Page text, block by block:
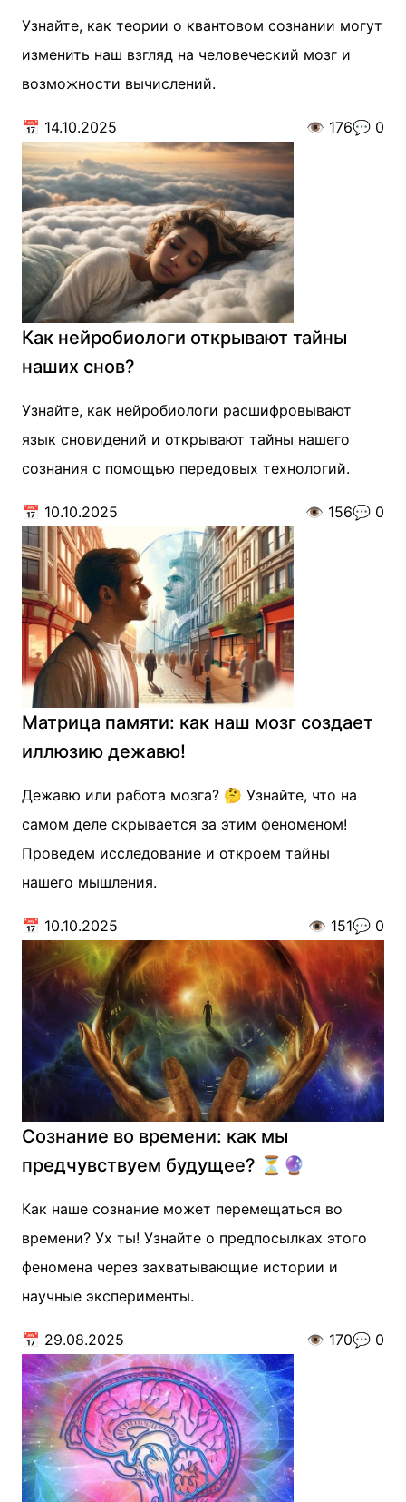
Узнайте, как теории о квантовом сознании могут
изменить наш взгляд на человеческий мозг и
возможности вычислений.
📅 14.10.2025 👁️ 176💬 0
Как нейробиологи открывают тайны
наших снов?
Узнайте, как нейробиологи расшифровывают
язык сновидений и открывают тайны нашего
сознания с помощью передовых технологий.
📅 10.10.2025 👁️ 156💬 0
Матрица памяти: как наш мозг создает
иллюзию дежавю!
Дежавю или работа мозга? 🤔 Узнайте, что на
самом деле скрывается за этим феноменом!
Проведем исследование и откроем тайны
нашего мышления.
📅 10.10.2025 👁️ 151💬 0
Сознание во времени: как мы
предчувствуем будущее? ⏳🔮
Как наше сознание может перемещаться во
времени? Ух ты! Узнайте о предпосылках этого
феномена через захватывающие истории и
научные эксперименты.
📅 29.08.2025 👁️ 170💬 0